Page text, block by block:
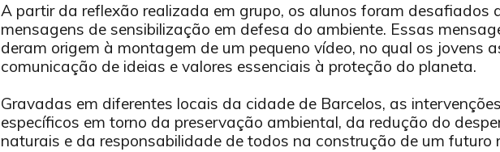
A partir da reflexão realizada em grupo, os alunos foram desafiados
mensagens de sensibilização em defesa do ambiente. Essas
deram origem à montagem de um pequeno vídeo, no qual os jovens
comunicação de ideias e valores essenciais à proteção do planeta.
Gravadas em diferentes locais da cidade de Barcelos, as
específicos em torno da preservação ambiental, da redução do
naturais e da responsabilidade de todos na construção de um futuro